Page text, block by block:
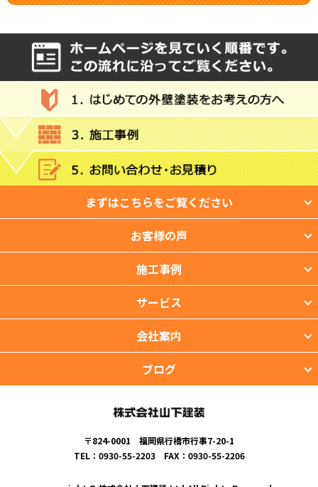
まずはこちらをご覧ください
お客様の声
施工事例
サービス
会社案内
ブログ
〒824-0001 福岡県行橋市行事7-20-1
TEL：0930-55-2203 FAX：0930-55-2206